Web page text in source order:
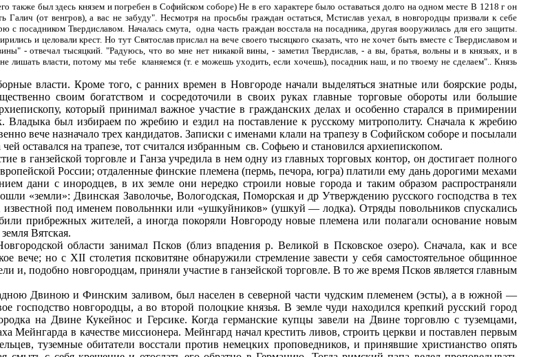
также был здесь князем и погребен в Софийском соборе) Не в его характере было оставаться долго на одном месте В 1218 г он
(от венгров), а вас не забуду". Несмотря на просьбы граждан остаться, Мстислав уехал, в новгородцы призвали к себе
с посадником Твердиславом. Началась смута, одна часть граждан восстала на посадника, другая вооружилась для его защиты.
и целовали крест. Но тут Святослав прислал на вече своего тысяцкого сказать, что не хочет быть вместе с Твердиславом и
- отвечал тысяцкий. "Радуюсь, что во мне нет никакой вины, - заметил Твердислав, - а вы, братья, вольны и в князьях, и в
лишать власти, потому мы тебе кланяемся (т. е можешь уходить, если хочешь), посадник наш, и по твоему не сделаем".. Князь
власти. Кроме того, с ранних времен в Новгороде начали выделяться знатные или боярские роды,
своим богатством и сосредоточили в своих руках главные торговые обороты или большие
который принимал важное участие в гражданских делах и особенно старался в примирении
был избираем по жребию и ездил на поставление к русскому митрополиту. Сначала к жребию
вече назначало трех кандидатов. Записки с именами клали на трапезу в Софийском соборе и посылали
оставался на трапезе, тот считался избранным св. Софьею и становился архиепископом.
в ганзейской торговле и Ганза учредила в нем одну из главных торговых контор, он достигает полного
России; отдаленные финские племена (пермь, печора, югра) платили ему дань дорогими мехами
дани с инородцев, в их земле они нередко строили новые города и таким образом распространяли
«земли»: Двинская Заволочье, Вологодская, Поморская и др Утверждению русского господства в тех
под именем повольннки или «ушкуйников» (ушкуй — лодка). Отряды повольников спускались
прибрежных жителей, а иногда покоряли Новгороду новые племена или полагали основание новым
Вятская.
области занимал Псков (близ впадения р. Великой в Псковское озеро). Сначала, как и все
вече; но с XII столетия псковитяне обнаружили стремление завести у себя самостоятельное общинное
и, подобно новгородцам, приняли участие в ганзейской торговле. В то же время Псков является главным
Двиною и Финским заливом, был населен в северной части чудским племенем (эсты), а в южной —
новгородцы, а во второй полоцкие князья. В земле чуди находился крепкий русский город
на Двине Кукейнос и Герсике. Когда германские купцы завели на Двине торговлю с туземцами,
Мейнгарда в качестве миссионера. Мейнгард начал крестить ливов, строить церкви и поставлен первым
туземные обитатели восстали против немецких проповедников, и принявшие христианство опять